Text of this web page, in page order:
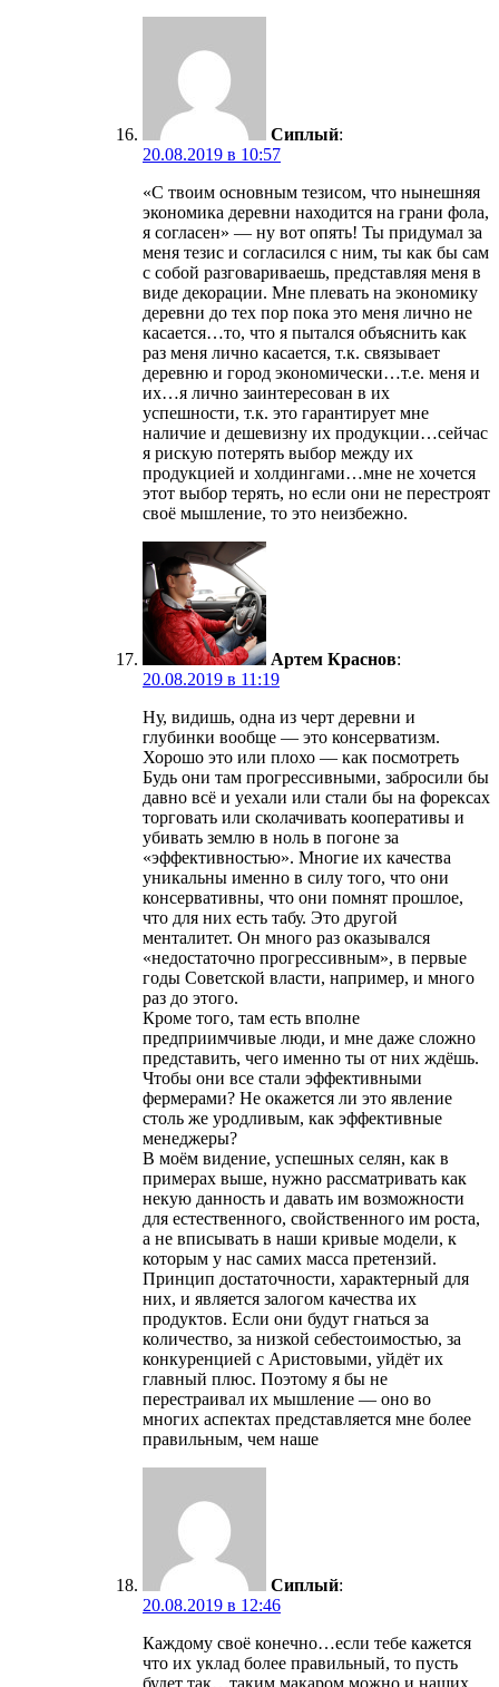
Сиплый:
20.08.2019 в 10:57
«С твоим основным тезисом, что нынешняя
экономика деревни находится на грани фола,
я согласен» — ну вот опять! Ты придумал за
меня тезис и согласился с ним, ты как бы сам
с собой разговариваешь, представляя меня в
виде декорации. Мне плевать на экономику
деревни до тех пор пока это меня лично не
касается…то, что я пытался объяснить как
раз меня лично касается, т.к. связывает
деревню и город экономически…т.е. меня и
их…я лично заинтересован в их
успешности, т.к. это гарантирует мне
наличие и дешевизну их продукции…сейчас
я рискую потерять выбор между их
продукцией и холдингами…мне не хочется
этот выбор терять, но если они не перестроят
своё мышление, то это неизбежно.
Артем Краснов:
20.08.2019 в 11:19
Ну, видишь, одна из черт деревни и
глубинки вообще — это консерватизм.
Хорошо это или плохо — как посмотреть
Будь они там прогрессивными, забросили бы
давно всё и уехали или стали бы на форексах
торговать или сколачивать кооперативы и
убивать землю в ноль в погоне за
«эффективностью». Многие их качества
уникальны именно в силу того, что они
консервативны, что они помнят прошлое,
что для них есть табу. Это другой
менталитет. Он много раз оказывался
«недостаточно прогрессивным», в первые
годы Советской власти, например, и много
раз до этого.
Кроме того, там есть вполне
предприимчивые люди, и мне даже сложно
представить, чего именно ты от них ждёшь.
Чтобы они все стали эффективными
фермерами? Не окажется ли это явление
столь же уродливым, как эффективные
менеджеры?
В моём видение, успешных селян, как в
примерах выше, нужно рассматривать как
некую данность и давать им возможности
для естественного, свойственного им роста,
а не вписывать в наши кривые модели, к
которым у нас самих масса претензий.
Принцип достаточности, характерный для
них, и является залогом качества их
продуктов. Если они будут гнаться за
количество, за низкой себестоимостью, за
конкуренцией с Аристовыми, уйдёт их
главный плюс. Поэтому я бы не
перестраивал их мышление — оно во
многих аспектах представляется мне более
правильным, чем наше
Сиплый:
20.08.2019 в 12:46
Каждому своё конечно…если тебе кажется
что их уклад более правильный, то пусть
будет так…таким макаром можно и наших